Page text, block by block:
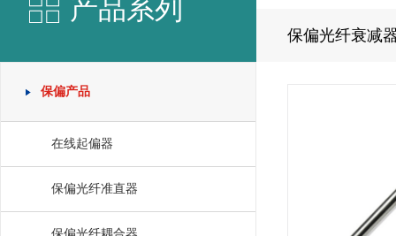
产品系列
保偏产品
在线起偏器
保偏光纤准直器
保偏光纤衰减